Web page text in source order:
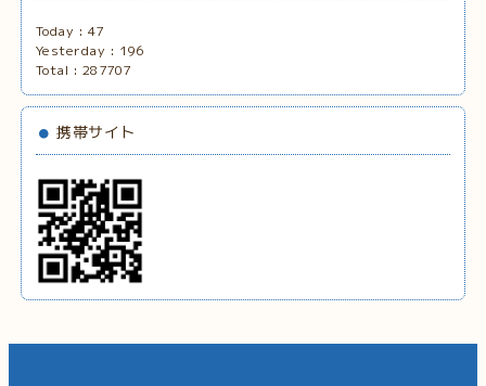
Today : 47
Yesterday : 196
Total : 287707
携帯サイト